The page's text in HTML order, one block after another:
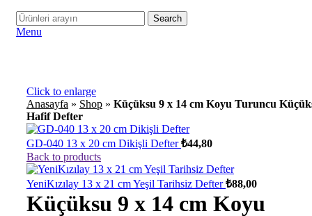
Search
Menu
Click to enlarge
Anasayfa » Shop » Küçüksu 9 x 14 cm Koyu Turuncu
Hafif Defter
GD-040 13 x 20 cm Dikişli Defter₺44,80
Back to products
YeniKızılay 13 x 21 cm Yeşil Tarihsiz Defter₺88,00
Küçüksu 9 x 14 cm Koyu